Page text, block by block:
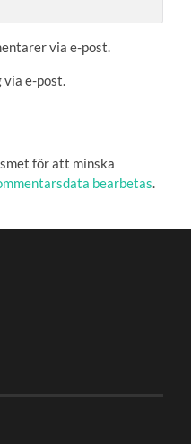
via e-post.
via e-post.
för att minska
bearbetas.